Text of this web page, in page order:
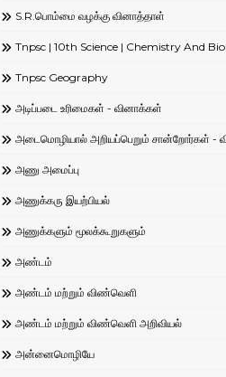
S.R.பொம்மை வழக்கு வினாத்தாள்
Tnpsc | 10th Science | Chemistry And Biology |
Tnpsc Geography
அடிப்படை உரிமைகள் - வினாக்கள்
அடைமொழியால் அறியப்பெறும் சான்றோர்கள் -
அணு அமைப்பு
அணுக்கரு இயற்பியல்
அணுக்களும் மூலக்கூறுகளும்
அண்டம்
அண்டம் மற்றும் விண்வெளி
அண்டம் மற்றும் விண்வெளி அறிவியல்
அன்னைமொழியே